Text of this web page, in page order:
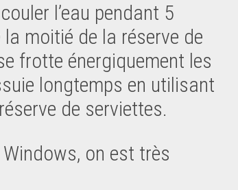
l’eau pendant 5
moitié de la réserve de
frotte énergiquement les
longtemps en utilisant
de serviettes.
on est très